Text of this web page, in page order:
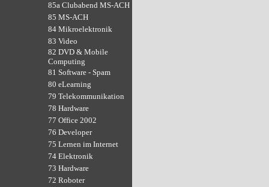
85a Clubabend MS-ACH
85 MS-ACH
84 Mikroelektronik
83 Video
82 DVD & Mobile
Computing
81 Software - Spam
80 eLearning
79 Telekommunikation
78 Hardware
77 Office 2002
76 Developer
75 Lernen im Internet
74 Elektronik
73 Hardware
72 Roboter